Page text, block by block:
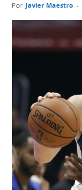
Por Javier Maestro -